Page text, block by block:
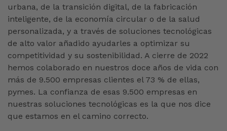
urbana, de la transición digital, de la fabricación
inteligente, de la economía circular o de la salud
personalizada, y a través de soluciones tecnológicas
de alto valor añadido ayudarles a optimizar su
competitividad y su sostenibilidad. A cierre de 2022
hemos colaborado en nuestros doce años de vida con
más de 9.500 empresas clientes el 73 % de ellas,
pymes. La confianza de esas 9.500 empresas en
nuestras soluciones tecnológicas es la que nos dice
que estamos en el camino correcto.